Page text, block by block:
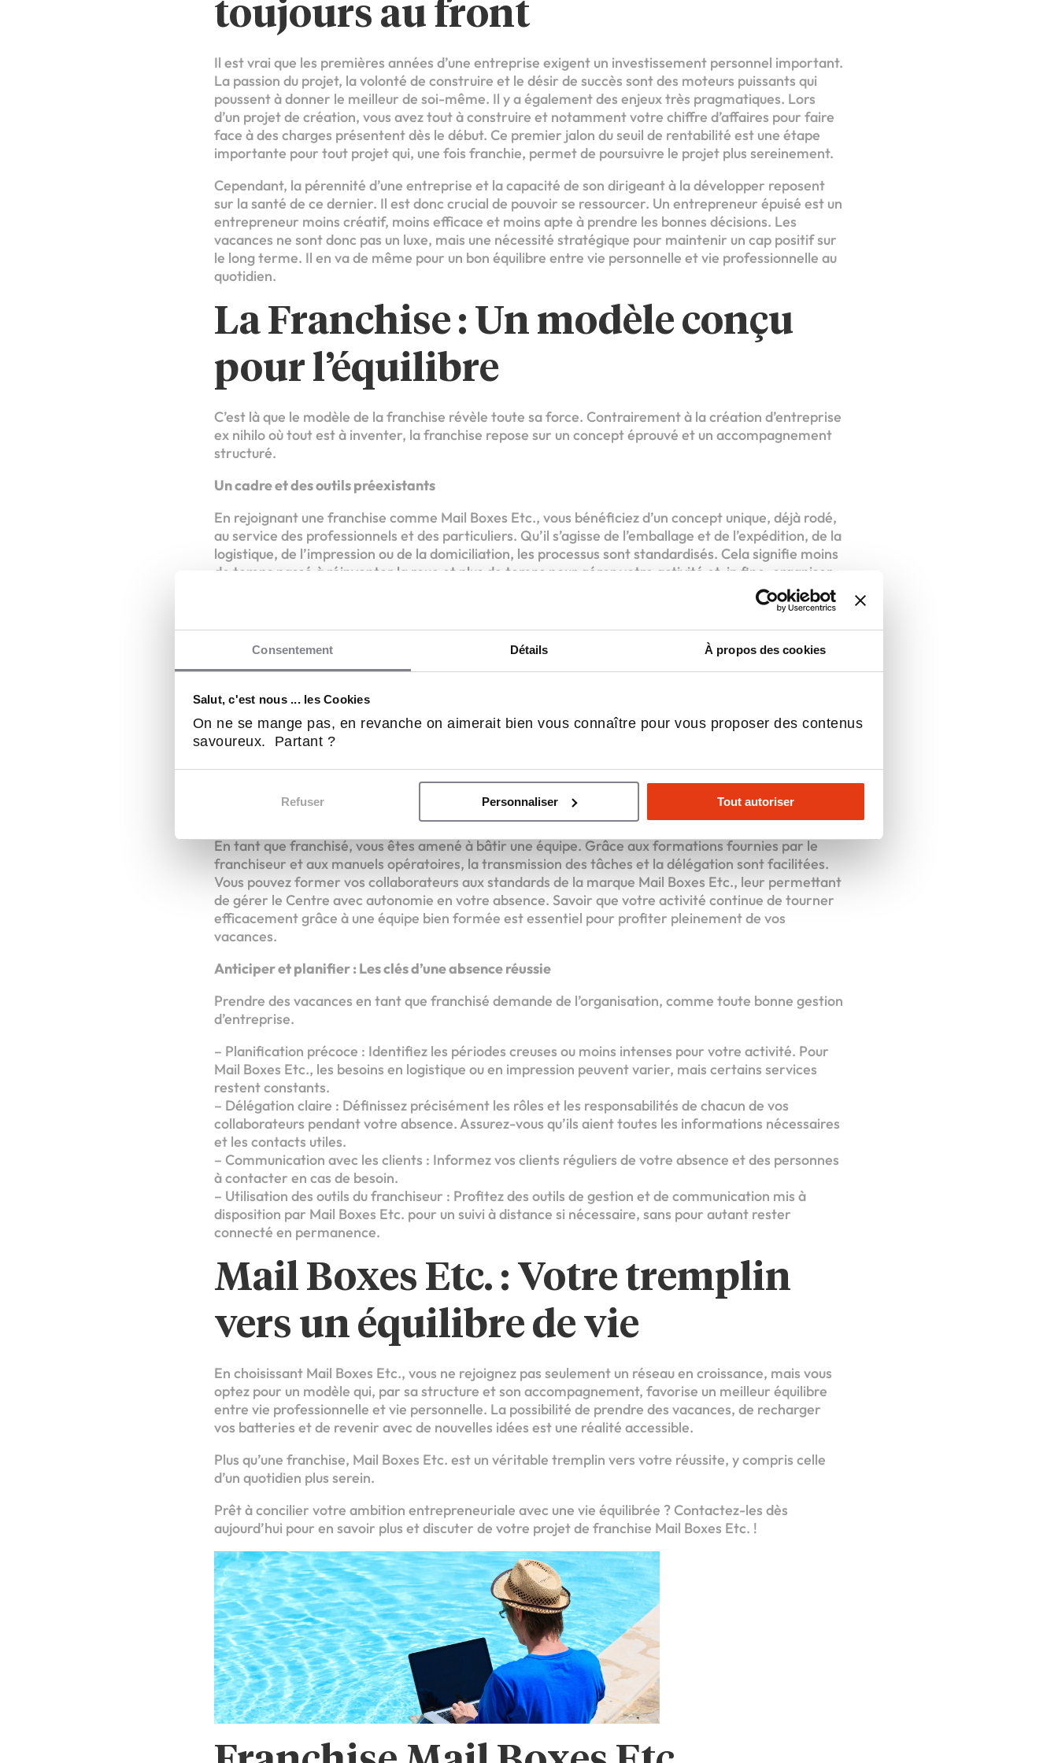
Consentement Détails À propos des cookies
Salut, c'est nous ... les Cookies
On ne se mange pas, en revanche on aimerait bien vous connaître pour vous proposer des contenus
savoureux. Partant ?
Refuser Personnaliser Tout autoriser
toujours au front
Il est vrai que les premières années d’une entreprise exigent un investissement personnel important.
La passion du projet, la volonté de construire et le désir de succès sont des moteurs puissants qui
poussent à donner le meilleur de soi-même. Il y a également des enjeux très pragmatiques. Lors
d’un projet de création, vous avez tout à construire et notamment votre chiffre d’affaires pour faire
face à des charges présentent dès le début. Ce premier jalon du seuil de rentabilité est une étape
importante pour tout projet qui, une fois franchie, permet de poursuivre le projet plus sereinement.
Cependant, la pérennité d’une entreprise et la capacité de son dirigeant à la développer reposent
sur la santé de ce dernier. Il est donc crucial de pouvoir se ressourcer. Un entrepreneur épuisé est un
entrepreneur moins créatif, moins efficace et moins apte à prendre les bonnes décisions. Les
vacances ne sont donc pas un luxe, mais une nécessité stratégique pour maintenir un cap positif sur
le long terme. Il en va de même pour un bon équilibre entre vie personnelle et vie professionnelle au
quotidien.
La Franchise : Un modèle conçu
pour l’équilibre
C’est là que le modèle de la franchise révèle toute sa force. Contrairement à la création d’entreprise
ex nihilo où tout est à inventer, la franchise repose sur un concept éprouvé et un accompagnement
structuré.
Un cadre et des outils préexistants
En rejoignant une franchise comme Mail Boxes Etc., vous bénéficiez d’un concept unique, déjà rodé,
au service des professionnels et des particuliers. Qu’il s’agisse de l’emballage et de l’expédition, de la
logistique, de l’impression ou de la domiciliation, les processus sont standardisés. Cela signifie moins
de temps passé à réinventer la roue et plus de temps pour gérer votre activité et, in fine, organiser
vos absences. La marque Mail Boxes Etc. elle-même, avec 12 ans d’existence et 103 centres en
L’accompagnement du franchiseur : votre filet de sécurité
L’un des plus grands atouts de la franchise est l’accompagnement. Chez Mail Boxes Etc., cet
accompagnement est complet, à chaque étape. Du premier contact à l’exploitation de votre Centre,
en passant par l’étude du projet, la recherche du local et financement, ou encore la formation et
l’ouverture, vous n’êtes jamais seul. En cas d’absence, le réseau et le franchiseur peuvent vous
apporter un soutien précieux, ou à votre équipe. Ce soutien réduit la charge mentale et la sensation
sereinement une période de repos.
En tant que franchisé, vous êtes amené à bâtir une équipe. Grâce aux formations fournies par le
franchiseur et aux manuels opératoires, la transmission des tâches et la délégation sont facilitées.
Vous pouvez former vos collaborateurs aux standards de la marque Mail Boxes Etc., leur permettant
de gérer le Centre avec autonomie en votre absence. Savoir que votre activité continue de tourner
efficacement grâce à une équipe bien formée est essentiel pour profiter pleinement de vos
vacances.
Anticiper et planifier : Les clés d’une absence réussie
Prendre des vacances en tant que franchisé demande de l’organisation, comme toute bonne gestion
d’entreprise.
– Planification précoce : Identifiez les périodes creuses ou moins intenses pour votre activité. Pour
Mail Boxes Etc., les besoins en logistique ou en impression peuvent varier, mais certains services
restent constants.
– Délégation claire : Définissez précisément les rôles et les responsabilités de chacun de vos
collaborateurs pendant votre absence. Assurez-vous qu’ils aient toutes les informations nécessaires
et les contacts utiles.
– Communication avec les clients : Informez vos clients réguliers de votre absence et des personnes
à contacter en cas de besoin.
– Utilisation des outils du franchiseur : Profitez des outils de gestion et de communication mis à
disposition par Mail Boxes Etc. pour un suivi à distance si nécessaire, sans pour autant rester
connecté en permanence.
Mail Boxes Etc. : Votre tremplin
vers un équilibre de vie
En choisissant Mail Boxes Etc., vous ne rejoignez pas seulement un réseau en croissance, mais vous
optez pour un modèle qui, par sa structure et son accompagnement, favorise un meilleur équilibre
entre vie professionnelle et vie personnelle. La possibilité de prendre des vacances, de recharger
vos batteries et de revenir avec de nouvelles idées est une réalité accessible.
Plus qu’une franchise, Mail Boxes Etc. est un véritable tremplin vers votre réussite, y compris celle
d’un quotidien plus serein.
Prêt à concilier votre ambition entrepreneuriale avec une vie équilibrée ? Contactez-les dès
aujourd’hui pour en savoir plus et discuter de votre projet de franchise Mail Boxes Etc. !